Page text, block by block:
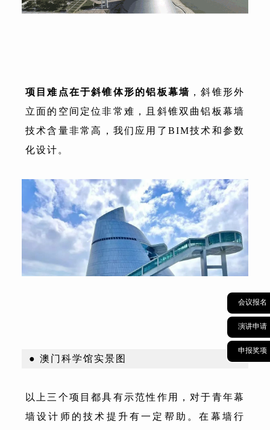
会议报名
演讲申请
申报奖项
项目难点在于斜锥体形的铝板幕墙 ，斜锥形外
立面的空间定位非常难，且斜锥双曲铝板幕墙
技术含量非常高，我们应用了BIM技术和参数
化设计。
● 澳门科学馆实景图
以上三个项目都具有示范性作用，对于青年幕
墙设计师的技术提升有一定帮助。在幕墙行